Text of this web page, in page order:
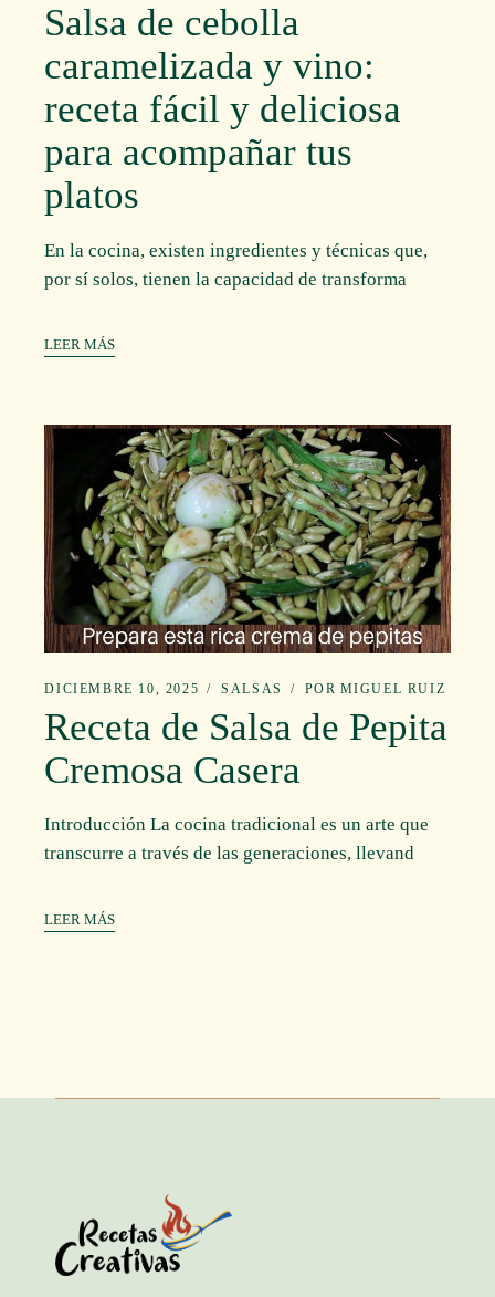
Salsa de cebolla
caramelizada y vino:
receta fácil y deliciosa
para acompañar tus
platos
En la cocina, existen ingredientes y técnicas que,
por sí solos, tienen la capacidad de transforma
LEER MÁS
DICIEMBRE 10, 2025 SALSAS POR MIGUEL RUIZ
Receta de Salsa de Pepita
Cremosa Casera
Introducción La cocina tradicional es un arte que
transcurre a través de las generaciones, llevand
LEER MÁS